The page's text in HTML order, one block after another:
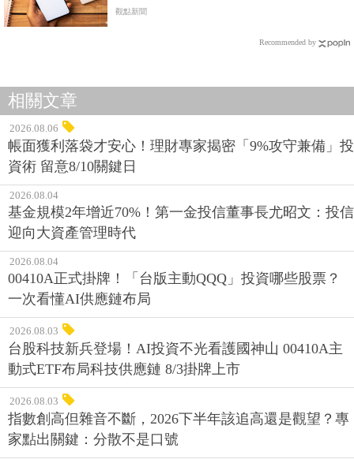
觀點新聞
Recommended by
相關文章
2026.08.06
帳面獲利落袋才安心！理財專家揭密「9%攻守兼備」投
資術 留意8/10關鍵日
2026.08.04
基金規模2年增近70%！第一金投信董事長尤昭文：投信
迎向大資產管理時代
2026.08.04
00410A正式掛牌！「台版主動QQQ」投資哪些股票？
一次看懂AI供應鏈布局
2026.08.03
台股科技新兵登場！AI投資不光看護國神山 00410A主
動式ETF布局科技供應鏈 8/3掛牌上市
2026.08.03
指數創高但雜音不斷，2026下半年該追高還是觀望？專
家點出關鍵：分散不是口號